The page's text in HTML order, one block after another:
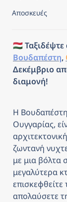
Αποσκευές
🇭🇺
Βουδαπέστη,
Δεκέμβριο
διαμονή!
Η
Ουγγαρίας,
ζωντανή
με μια βόλτα
μεγαλύτερα
απολαύσετε